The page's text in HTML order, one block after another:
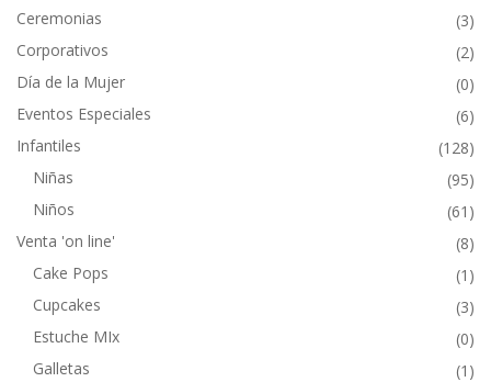
Ceremonias
(3)
Corporativos
(2)
Día de la Mujer
(0)
Eventos Especiales
(6)
Infantiles
(128)
Niñas
(95)
Niños
(61)
Venta 'on line'
(8)
Cake Pops
(1)
Cupcakes
(3)
Estuche MIx
(0)
Galletas
(1)